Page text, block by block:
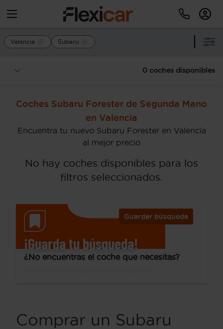
Valencia Subaru
0 coches disponibles
Coches Subaru Forester de Segunda Mano
en Valencia
Encuentra tu nuevo Subaru Forester en Valencia
al mejor precio
No hay coches disponibles para los
filtros seleccionados.
Guardar búsqueda
¡Guarda tu búsqueda!
¿No encuentras el coche que necesitas?
Comprar un Subaru